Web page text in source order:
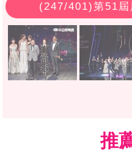
(247/401)第51屆
推